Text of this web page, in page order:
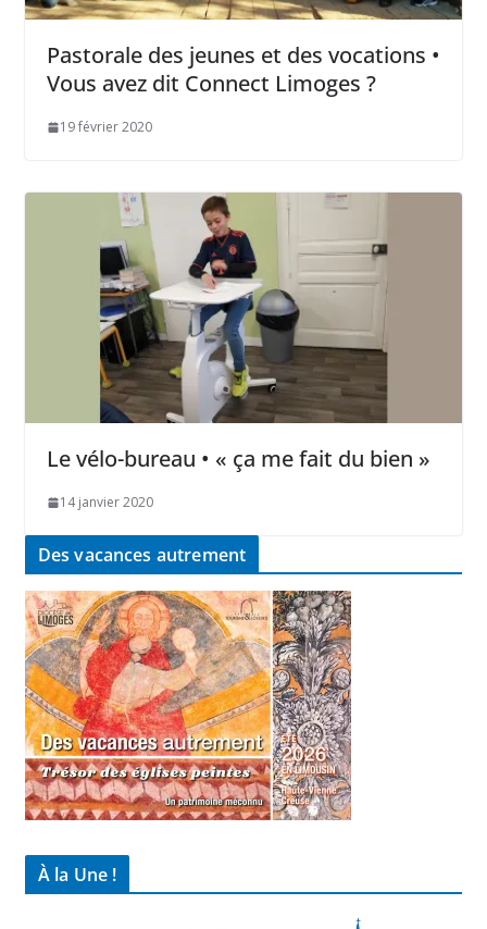
Pastorale des jeunes et des vocations •
Vous avez dit Connect Limoges ?
19 février 2020
Le vélo-bureau • « ça me fait du bien »
14 janvier 2020
Des vacances autrement
À la Une !